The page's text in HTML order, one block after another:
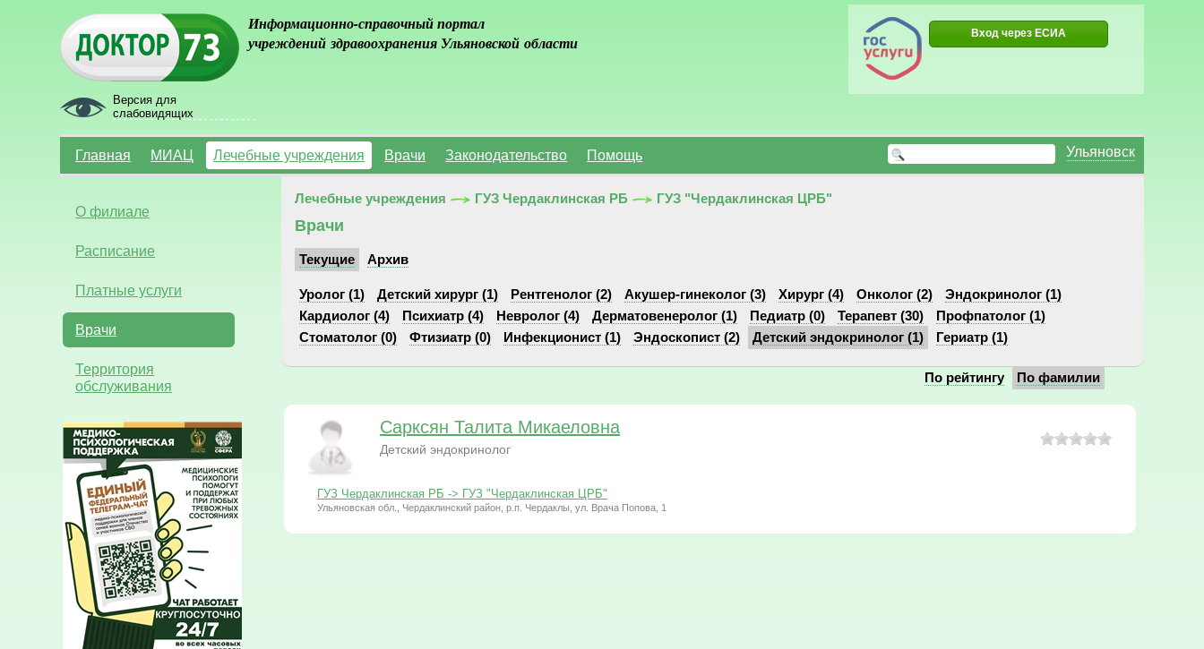
Версия для
слабовидящих
Информационно-справочный портал
учреждений здравоохранения Ульяновской области
Вход через ЕСИА
Ульяновск
Главная МИАЦ Лечебные учреждения Врачи Законодательство Помощь
О филиале
Расписание
Платные услуги
Врачи
Территория
обслуживания
Лечебные учреждения ГУЗ Чердаклинская РБ ГУЗ "Чердаклинская ЦРБ"
Врачи
Текущие Архив
Уролог (1) Детский хирург (1) Рентгенолог (2) Акушер-гинеколог (3) Хирург (4) Онколог (2)
Эндокринолог (1)
Кардиолог (4)
Психиатр (4) Невролог (4) Дерматовенеролог (1) Педиатр (0) Терапевт (30)
Профпатолог (1)
Стоматолог (0)
Фтизиатр (0) Инфекционист (1) Эндоскопист (2) Детский эндокринолог (1) Гериатр (1)
По рейтингу По фамилии
Сарксян Талита Микаеловна
Детский эндокринолог
ГУЗ Чердаклинская РБ -> ГУЗ "Чердаклинская ЦРБ"
Ульяновская обл., Чердаклинский район, р.п. Чердаклы, ул. Врача Попова, 1